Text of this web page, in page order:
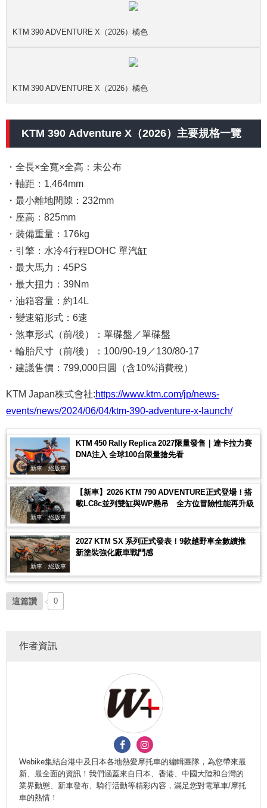
KTM 390 ADVENTURE X（2026）橘色
KTM 390 ADVENTURE X（2026）橘色
KTM 390 Adventure X（2026）主要規格一覽
・全長×全寬×全高：未公布
・軸距：1,464mm
・最小離地間隙：232mm
・座高：825mm
・裝備重量：176kg
・引擎：水冷4行程DOHC 單汽缸
・最大馬力：45PS
・最大扭力：39Nm
・油箱容量：約14L
・變速箱形式：6速
・煞車形式（前/後）：單碟盤／單碟盤
・輪胎尺寸（前/後）：100/90-19／130/80-17
・建議售價：799,000日圓（含10%消費稅）
KTM Japan株式會社:https://www.ktm.com/jp/news-
events/news/2024/06/04/ktm-390-adventure-x-launch/
新車．絕版車
KTM 450 Rally Replica 2027限量發售｜達卡拉力賽
DNA注入 全球100台限量搶先看
新車．絕版車
【新車】2026 KTM 790 ADVENTURE正式登場！搭
載LC8c並列雙缸與WP懸吊 全方位冒險性能再升級
新車．絕版車
2027 KTM SX 系列正式發表！9款越野車全數續推
新塗裝強化廠車戰鬥感
這篇讚 0
作者資訊
Webike集結台港中及日本各地熱愛摩托車的編輯團隊，為您帶來最
新、最全面的資訊！我們涵蓋來自日本、香港、中國大陸和台灣的
業界動態、新車發布、騎行活動等精彩內容，滿足您對電單車/摩托
車的熱情！